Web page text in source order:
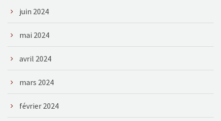
juin 2024
mai 2024
avril 2024
mars 2024
février 2024